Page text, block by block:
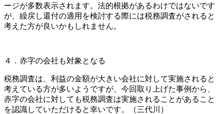
ージが多数表示されます。法的根拠があるわけではないです
が、繰戻し還付の適用を検討する際には税務調査がされると
考えた方が良いかもしれません。
４．赤字の会社も対象となる
税務調査は、利益の金額が大きい会社に対して実施されると
考えている方が多いようですが、今回取り上げた事例から、
赤字の会社に対しても税務調査は実施されることがあること
を認識していただけると幸いです。（三代川）